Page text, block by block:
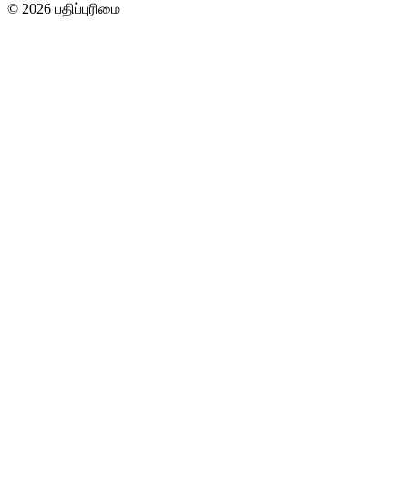
© 2026 பதிப்புரிமை